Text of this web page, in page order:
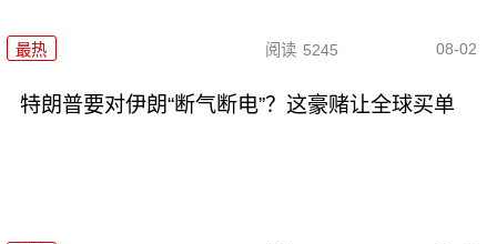
最热 阅读 5245 08-02
特朗普要对伊朗“断气断电”？这豪赌让全球买单